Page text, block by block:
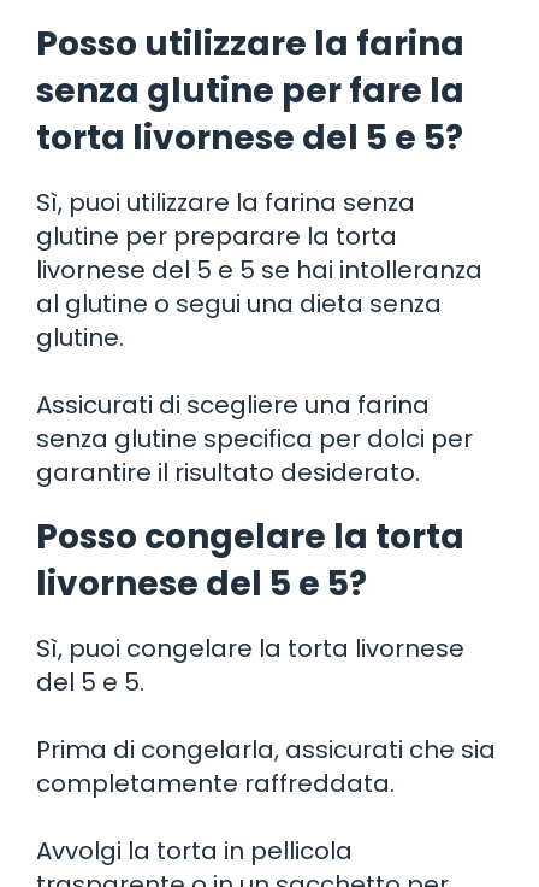
Posso utilizzare la farina
senza glutine per fare la
torta livornese del 5 e 5?
Sì, puoi utilizzare la farina senza
glutine per preparare la torta
livornese del 5 e 5 se hai intolleranza
al glutine o segui una dieta senza
glutine.
Assicurati di scegliere una farina
senza glutine specifica per dolci per
garantire il risultato desiderato.
Posso congelare la torta
livornese del 5 e 5?
Sì, puoi congelare la torta livornese
del 5 e 5.
Prima di congelarla, assicurati che sia
completamente raffreddata.
Avvolgi la torta in pellicola